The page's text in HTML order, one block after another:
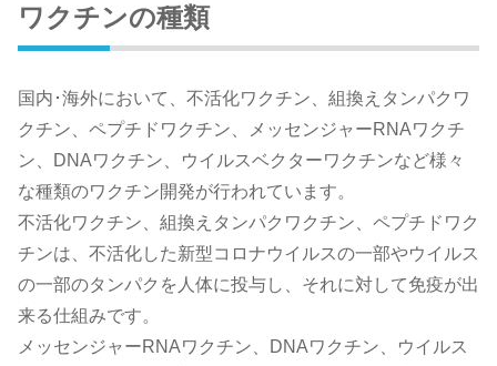
ワクチンの種類
国内･海外において、不活化ワクチン、組換えタンパクワ
クチン、ペプチドワクチン、メッセンジャーRNAワクチ
ン、DNAワクチン、ウイルスベクターワクチンなど様々
な種類のワクチン開発が行われています。
不活化ワクチン、組換えタンパクワクチン、ペプチドワク
チンは、不活化した新型コロナウイルスの一部やウイルス
の一部のタンパクを人体に投与し、それに対して免疫が出
来る仕組みです。
メッセンジャーRNAワクチン、DNAワクチン、ウイルス